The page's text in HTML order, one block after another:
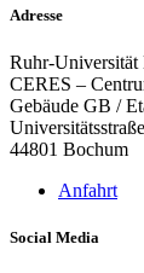
Adresse
Ruhr-Universität
CERES –
Gebäude GB /
44801 Bochum
Anfahrt
Social Media